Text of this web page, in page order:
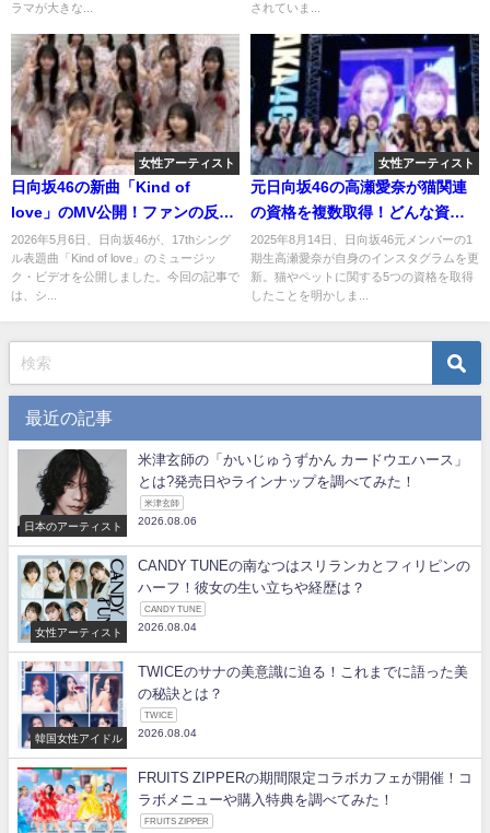
ラマが大きな...
されていま...
女性アーティスト
日向坂46の新曲「Kind of
love」のMV公開！ファンの反応
は？
2026年5月6日、日向坂46が、17thシング
ル表題曲「Kind of love」のミュージッ
ク・ビデオを公開しました。今回の記事で
は、シ...
女性アーティスト
元日向坂46の高瀬愛奈が猫関連
の資格を複数取得！どんな資格
か調べてみた。
2025年8月14日、日向坂46元メンバーの1
期生高瀬愛奈が自身のインスタグラムを更
新。猫やペットに関する5つの資格を取得
したことを明かしま...
最近の記事
日本のアーティスト
米津玄師の「かいじゅうずかん カードウエハース」
とは?発売日やラインナップを調べてみた！
米津玄師
2026.08.06
女性アーティスト
CANDY TUNEの南なつはスリランカとフィリピンの
ハーフ！彼女の生い立ちや経歴は？
CANDY TUNE
2026.08.04
韓国女性アイドル
TWICEのサナの美意識に迫る！これまでに語った美
の秘訣とは？
TWICE
2026.08.04
FRUITS ZIPPERの期間限定コラボカフェが開催！コ
ラボメニューや購入特典を調べてみた！
FRUITS ZIPPER